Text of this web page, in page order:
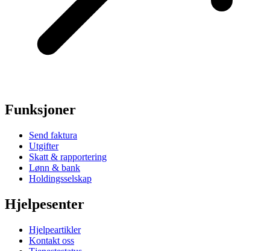
Funksjoner
Send faktura
Utgifter
Skatt & rapportering
Lønn & bank
Holdingsselskap
Hjelpesenter
Hjelpeartikler
Kontakt oss